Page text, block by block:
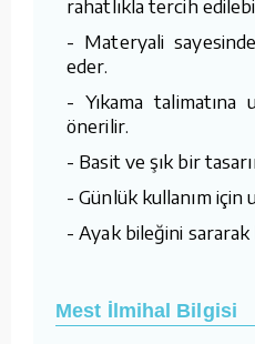
rahatlıkla tercih
- Materyali
eder.
- Yıkama talimatına
önerilir.
- Basit ve şık bir
- Günlük kullanım için
- Ayak bileğini sararak
Mest İlmihal Bilgisi